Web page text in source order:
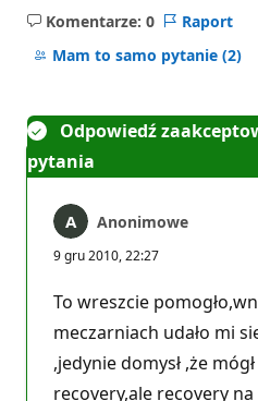
Komentarze: 0
Brak
komentarzy
Raport
Mam to samo pytanie (2)
Odpowiedź
pytania
Anonimowe
9 gru 2010, 22:27
To wreszcie
meczarniach udało mi
,jedynie domysł ,że
recovery,ale recovery na